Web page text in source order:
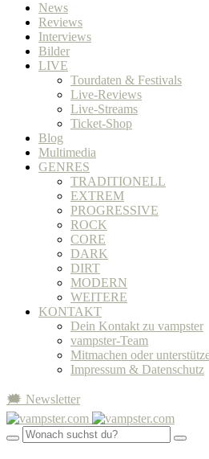
News
Reviews
Interviews
Bilder
LIVE
Tourdaten & Festivals
Live-Reviews
Live-Streams
Ticket-Shop
Blog
Multimedia
GENRES
TRADITIONELL
EXTREM
PROGRESSIVE
ROCK
CORE
DARK
DIRT
MODERN
WEITERE
KONTAKT
Dein Kontakt zu vampster
vampster-Team
Mitmachen oder
Impressum & Datenschutz
🗯 Newsletter